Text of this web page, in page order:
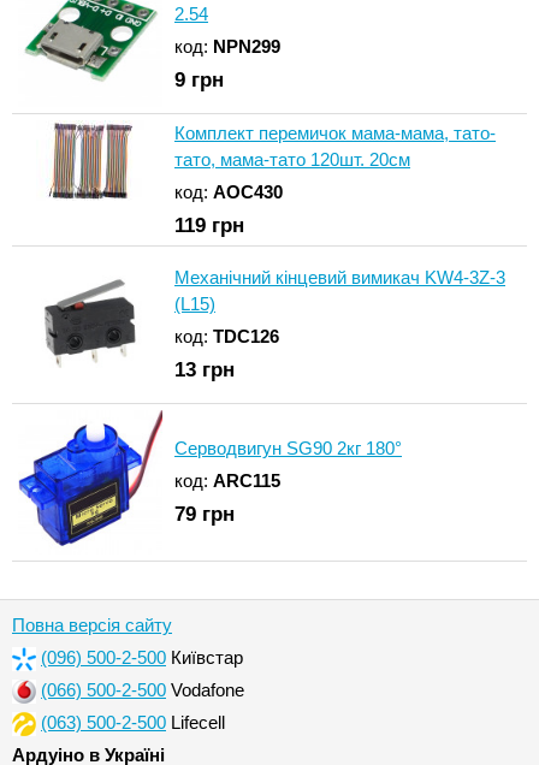
2.54
код: NPN299
9 грн
Комплект перемичок мама-мама, тато-
тато, мама-тато 120шт. 20см
код: AOC430
119 грн
Механічний кінцевий вимикач KW4-3Z-3
(L15)
код: TDC126
13 грн
Серводвигун SG90 2кг 180°
код: ARC115
79 грн
Повна версія сайту
(096) 500-2-500 Київстар
(066) 500-2-500 Vodafone
(063) 500-2-500 Lifecell
Ардуіно в Україні